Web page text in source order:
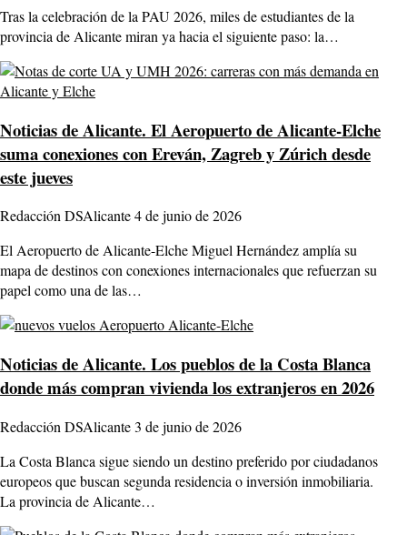
Tras la celebración de la PAU 2026, miles de estudiantes de la
provincia de Alicante miran ya hacia el siguiente paso: la…
Noticias de Alicante. El Aeropuerto de Alicante-Elche
suma conexiones con Ereván, Zagreb y Zúrich desde
este jueves
Redacción DSAlicante4 de junio de 2026
El Aeropuerto de Alicante-Elche Miguel Hernández amplía su
mapa de destinos con conexiones internacionales que refuerzan su
papel como una de las…
Noticias de Alicante. Los pueblos de la Costa Blanca
donde más compran vivienda los extranjeros en 2026
Redacción DSAlicante3 de junio de 2026
La Costa Blanca sigue siendo un destino preferido por ciudadanos
europeos que buscan segunda residencia o inversión inmobiliaria.
La provincia de Alicante…